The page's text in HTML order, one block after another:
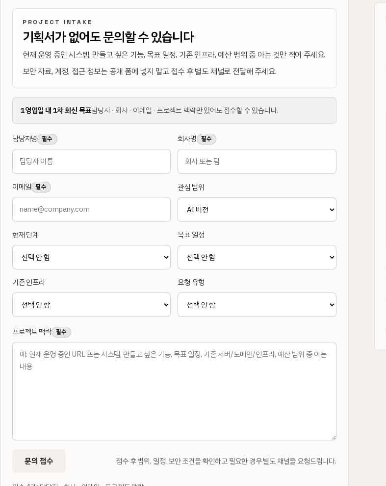
PROJECT INTAKE
기획서가 없어도 문의할 수 있습니다
현재 운영 중인 시스템, 만들고 싶은 기능, 목표 일정, 기존 인프라, 예산 범위 중 아는 것만 적어 주세요.
보안 자료, 계정, 접근 정보는 공개 폼에 넣지 말고 접수 후 별도 채널로 전달해 주세요.
1영업일 내 1차 회신 목표담당자 · 회사 · 이메일 · 프로젝트 맥락만 있어도 접수할 수 있습니다.
담당자명 필수 회사명 필수
이메일 필수 관심 범위
현재 단계 목표 일정
기존 인프라 요청 유형
프로젝트 맥락 필수
문의 접수 접수 후 범위, 일정, 보안 조건을 확인하고 필요한 경우 별도 채널을 요청드립니다.